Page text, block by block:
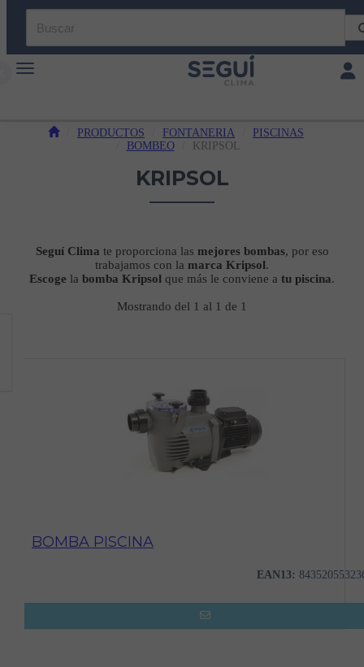
Toggle navigation
PRODUCTOS FONTANERIA
PISCINAS
BOMBEO
KRIPSOL
KRIPSOL
Seguí Clima te proporciona las mejores bombas, por eso
trabajamos con la marca Kripsol.
Escoge la bomba Kripsol que más le conviene a tu piscina.
Mostrando del 1 al 1 de 1
BOMBA PISCINA
EAN13: